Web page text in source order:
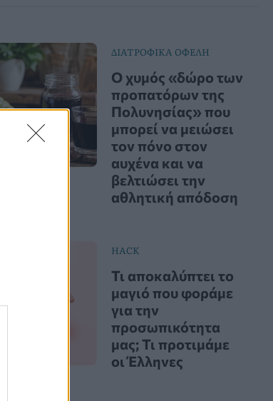
ΔΙΑΤΡΟΦΙΚΑ ΟΦΕΛΗ
Ο χυμός «δώρο των
προπατόρων της
Πολυνησίας» που
μπορεί να μειώσει
τον πόνο στον
αυχένα και να
βελτιώσει την
αθλητική απόδοση
HACK
Τι αποκαλύπτει το
μαγιό που φοράμε
για την
προσωπικότητα
μας; Τι προτιμάμε
οι Έλληνες